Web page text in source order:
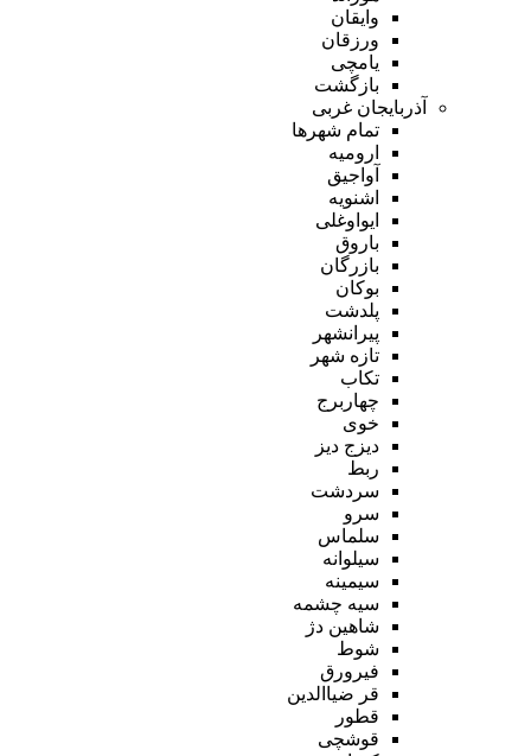
وایقان
ورزقان
یامچی
بازگشت
آذربایجان غربی
تمام شهر‌ها
ارومیه
آواجیق
اشنویه
ایواوغلی
باروق
بازرگان
بوکان
پلدشت
پیرانشهر
تازه شهر
تکاب
چهاربرج
خوی
دیزج دیز
ربط
سردشت
سرو
سلماس
سیلوانه
سیمینه
سیه چشمه
شاهین دژ
شوط
فیرورق
قر ضیاالدین
قطور
قوشچی